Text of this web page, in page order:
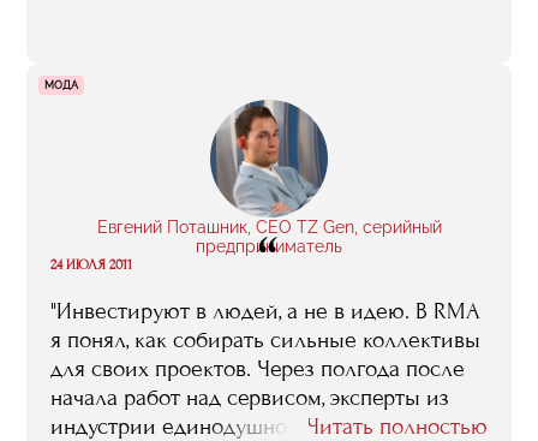
МОДА
Евгений Поташник, CEO TZ Gen, серийный
предприниматель
“
24 ИЮЛЯ 2011
"Инвестируют в людей, а не в идею. В RMA
я понял, как собирать сильные коллективы
для своих проектов. Через полгода после
начала работ над сервисом, эксперты из
индустрии единодушно назвали нас одной
Читать полностью